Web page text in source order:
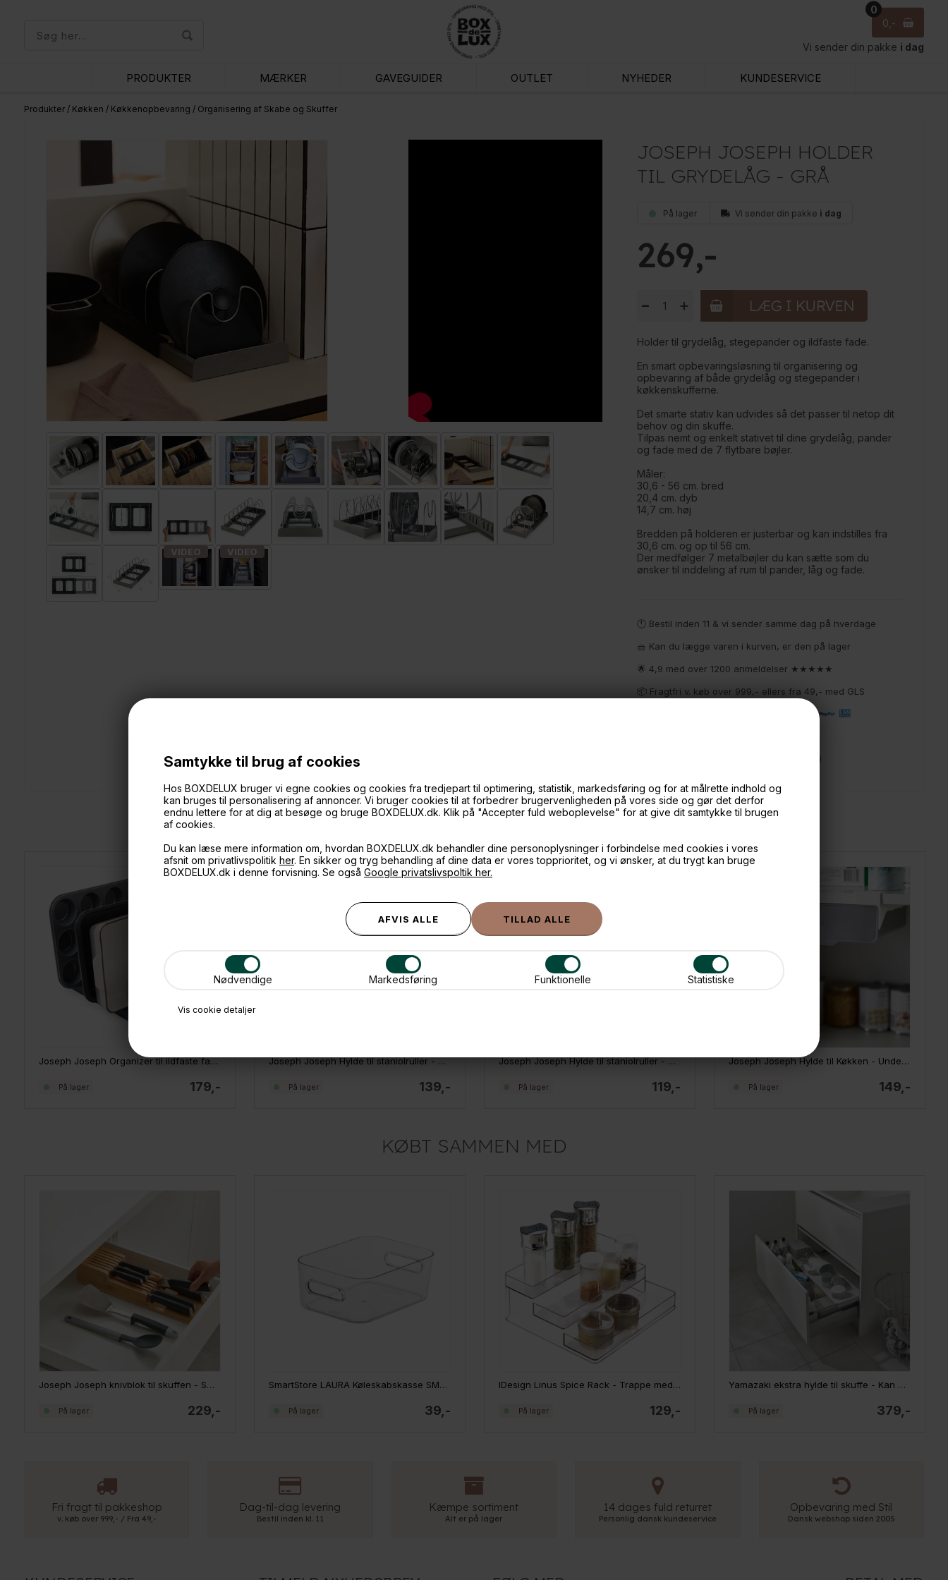
Samtykke til brug af cookies
Hos BOXDELUX bruger vi egne cookies og cookies fra tredjepart til optimering, statistik, markedsføring og for at målrette indhold og
kan bruges til personalisering af annoncer. Vi bruger cookies til at forbedrer brugervenligheden på vores side og gør det derfor
endnu lettere for at dig at besøge og bruge BOXDELUX.dk. Klik på "Accepter fuld weboplevelse" for at give dit samtykke til brugen
af cookies.
Du kan læse mere information om, hvordan BOXDELUX.dk behandler dine personoplysninger i forbindelse med cookies i vores
afsnit om privatlivspolitik her. En sikker og tryg behandling af dine data er vores topprioritet, og vi ønsker, at du trygt kan bruge
BOXDELUX.dk i denne forvisning. Se også Google privatslivspoltik her.
Nødvendige Markedsføring Funktionelle Statistiske
Vis cookie detaljer
0
0
Vi sender din pakke i dag
PRODUKTER MÆRKER GAVEGUIDER OUTLET NYHEDER KUNDESERVICE
Produkter/ Køkken / Køkkenopbevaring / Organisering af Skabe og Skuffer
JOSEPH JOSEPH HOLDER
TIL GRYDELÅG - GRÅ
På lager Vi sender din pakke i dag
269
+
-
Holder til grydelåg, stegepander og ildfaste fade.
En smart opbevaringsløsning til organisering og
opbevaring af både grydelåg og stegepander i
køkkenskufferne.
Det smarte stativ kan udvides så det passer til netop dit
behov og din skuffe.
Tilpas nemt og enkelt stativet til dine grydelåg, pander
og fade med de 7 flytbare bøjler.
Måler:
30,6 - 56 cm. bred
20,4 cm. dyb
14,7 cm. høj
Bredden på holderen er justerbar og kan indstilles fra
30,6 cm. og op til 56 cm.
Der medfølger 7 metalbøjler du kan sætte som du
ønsker til inddeling af rum til pander, låg og fade.
🕚 Bestil inden 11 & vi sender samme dag på hverdage
🧺 Kan du lægge varen i kurven, er den på lager
🌟 4,9 med over 1200 anmeldelser ★★★★★
📦 Fragtfri v. køb over 999,- ellers fra 49,- med GLS
(24/7)
ANDRE IDÉER
Joseph Joseph Organizer til ildfaste fade
179,-
På lager
Joseph Joseph Hylde til staniolruller - Undershelf, XL
139,-
På lager
Joseph Joseph Hylde til staniolruller - Undershelf, Medium
119,-
På lager
Joseph Joseph Hylde til Køkken - Undershelf
149,-
På lager
KØBT SAMMEN MED
Joseph Joseph knivblok til skuffen - Small, bambus
229,-
På lager
SmartStore LAURA Køleskabskasse SMALL
39,-
På lager
IDesign Linus Spice Rack - Trappe med 3 trin
129,-
På lager
Yamazaki ekstra hylde til skuffe - Kan udvides
379,-
På lager
Fri fragt til pakkeshop
v. køb over 999,- / Fra 49,-
Dag-til-dag levering
Bestil inden kl. 11
Kæmpe sortiment
Alt er på lager
14 dages fuld returret
Personlig dansk kundeservice
Opbevaring med Stil
Dansk webshop siden 2005